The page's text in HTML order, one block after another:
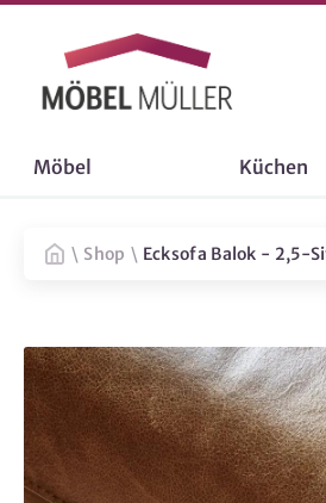
Möbel Küchen
\ Shop \ Ecksofa Balok - 2,5-